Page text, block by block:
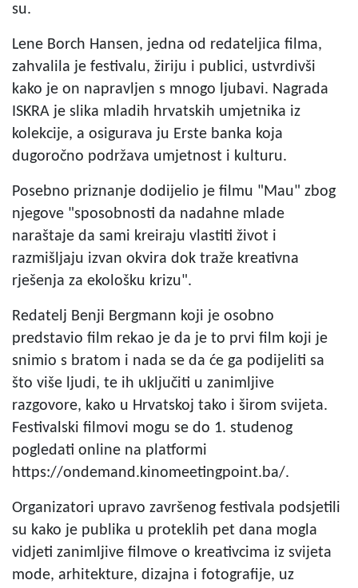
su.
Lene Borch Hansen, jedna od redateljica filma,
zahvalila je festivalu, žiriju i publici, ustvrdivši
kako je on napravljen s mnogo ljubavi. Nagrada
ISKRA je slika mladih hrvatskih umjetnika iz
kolekcije, a osigurava ju Erste banka koja
dugoročno podržava umjetnost i kulturu.
Posebno priznanje dodijelio je filmu "Mau" zbog
njegove "sposobnosti da nadahne mlade
naraštaje da sami kreiraju vlastiti život i
razmišljaju izvan okvira dok traže kreativna
rješenja za ekološku krizu".
Redatelj Benji Bergmann koji je osobno
predstavio film rekao je da je to prvi film koji je
snimio s bratom i nada se da će ga podijeliti sa
što više ljudi, te ih uključiti u zanimljive
razgovore, kako u Hrvatskoj tako i širom svijeta.
Festivalski filmovi mogu se do 1. studenog
pogledati online na platformi
https://ondemand.kinomeetingpoint.ba/.
Organizatori upravo završenog festivala podsjetili
su kako je publika u proteklih pet dana mogla
vidjeti zanimljive filmove o kreativcima iz svijeta
mode, arhitekture, dizajna i fotografije, uz